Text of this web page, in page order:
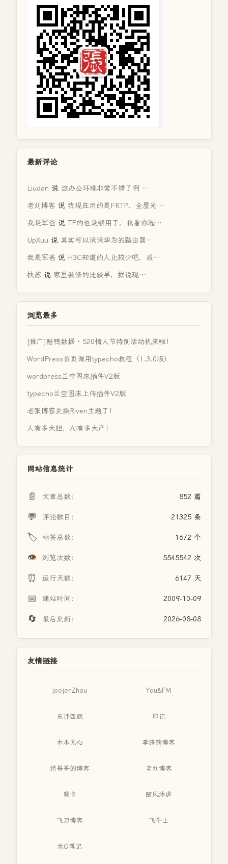
最新评论
Liudon 说 这办公环境非常不错了啊 …
老刘博客 说 我现在用的是FRTP，全屋光…
我是军爸 说 TP的也是够用了，我看你选…
UpXuu 说 其实可以试试华为的路由器…
我是军爸 说 H3C知道的人比较少吧，质…
扶苏 说 家里装修的比较早，据说现…
浏览最多
[推广]酷鸭数据 · 520情人节特别活动机来啦！
WordPress首页调用typecho教程（1.3.0版）
wordpress兰空图床插件V2版
typecho兰空图床上传插件V2版
老张博客更换Riven主题了！
人有多大胆，AI有多大产！
网站信息统计
📄 文章总数： 852 篇
💬 评论数目： 21325 条
🏷️ 标签总数： 1672 个
👁️ 浏览次数： 5545542 次
⏰ 运行天数： 6147 天
📅 建站时间： 2009-10-09
🔄 最后更新： 2026-08-08
友情链接
joojenZhou You&FM
东评西就 印记
木本无心 李锋镝博客
缙哥哥的博客 老刘博客
蓝卡 随风沐虐
飞刀博客 飞牛士
龙G笔记